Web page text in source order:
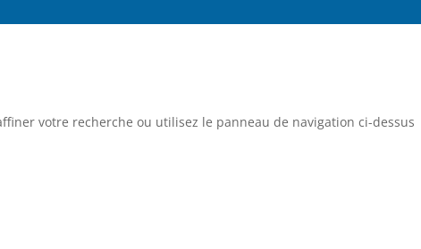
votre recherche ou utilisez le panneau de navigation ci-dessus